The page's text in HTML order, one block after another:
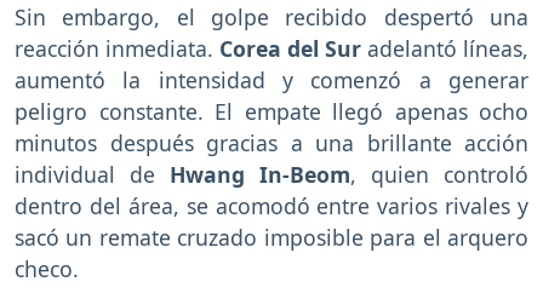
Sin embargo, el golpe recibido despertó una
reacción inmediata. Corea del Sur adelantó líneas,
aumentó la intensidad y comenzó a generar
peligro constante. El empate llegó apenas ocho
minutos después gracias a una brillante acción
individual de Hwang In-Beom, quien controló
dentro del área, se acomodó entre varios rivales y
sacó un remate cruzado imposible para el arquero
checo.